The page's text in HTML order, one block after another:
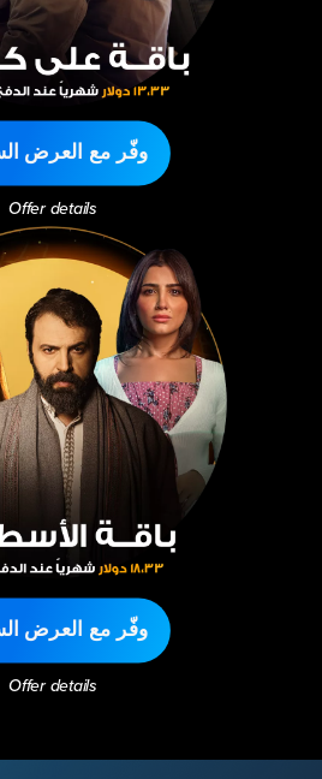
وفّر مع العرض
Offer details
وفّر مع العرض
Offer details